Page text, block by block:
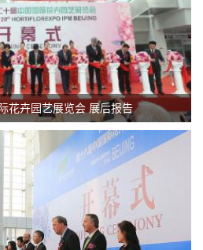
花卉园艺展览会 展后报告